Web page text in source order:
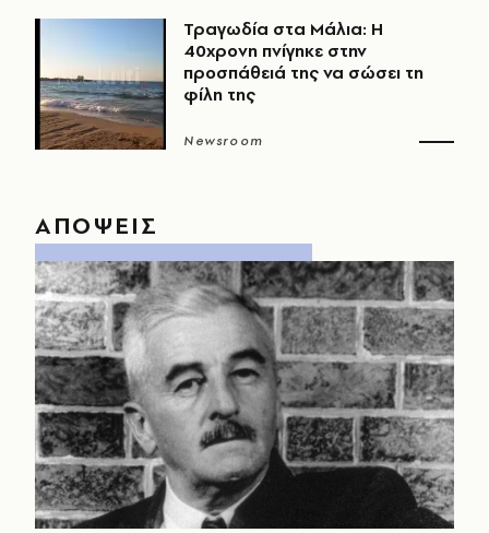
Τραγωδία στα Μάλια: Η
40χρονη πνίγηκε στην
προσπάθειά της να σώσει τη
φίλη της
Newsroom
ΑΠΟΨΕΙΣ